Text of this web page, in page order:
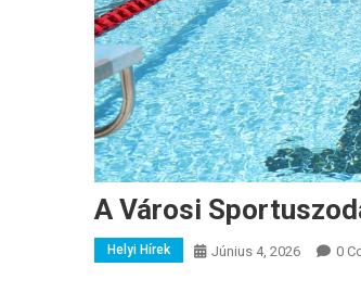
A Városi
Helyi Hírek Június 4, 2026 0